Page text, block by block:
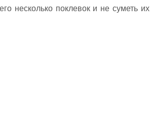
несколько поклевок и не суметь их